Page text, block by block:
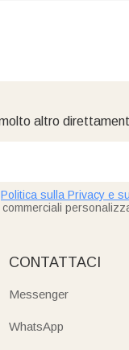
altro
Politica sulla Privacy e
CONTATTACI
Messenger
WhatsApp